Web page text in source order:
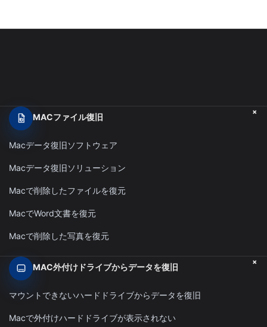
MACファイル復旧 +
Macデータ復旧ソフトウェア
Macデータ復旧ソリューション
Macで削除したファイルを復元
MacでWord文書を復元
Macで削除した写真を復元
MAC外付けドライブからデータを復旧 +
マウントできないハードドライブからデータを復旧
Macで外付けハードドライブが表示されない